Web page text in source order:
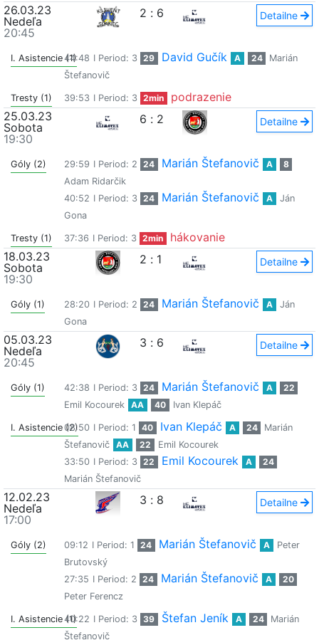
26.03.23
Nedeľa
20:45
2 : 6 Detailne
I. Asistencie (1)44:48 I Period: 3 29 David Gučík A 24
Marián
Štefanovič
Tresty (1) 39:53 I Period: 3 2min
podrazenie
25.03.23
Sobota
19:30
6 : 2 Detailne
Góly (2) 29:59 I Period: 2 24 Marián Štefanovič A
8
Adam Ridarčik
40:52 I Period: 3 24 Marián Štefanovič A
Ján
Gona
Tresty (1) 37:36 I Period: 3 2min
hákovanie
18.03.23
Sobota
19:30
2 : 1 Detailne
Góly (1) 28:20 I Period: 2 24 Marián Štefanovič A
Ján
Gona
05.03.23
Nedeľa
20:45
3 : 6 Detailne
Góly (1) 42:38 I Period: 3 24 Marián Štefanovič A
22
Emil Kocourek
AA 40 Ivan Klepáč
I. Asistencie (2)08:50 I Period: 1 40 Ivan Klepáč A 24
Marián
Štefanovič
AA 22
Emil Kocourek
33:50 I Period: 3 22 Emil Kocourek A
24
Marián Štefanovič
12.02.23
Nedeľa
17:00
3 : 8 Detailne
Góly (2) 09:12 I Period: 1 24 Marián Štefanovič A
Peter
Brutovský
27:35 I Period: 2 24 Marián Štefanovič A
20
Peter Ferencz
I. Asistencie (1)40:22 I Period: 3 39 Štefan Jeník A 24
Marián
Štefanovič